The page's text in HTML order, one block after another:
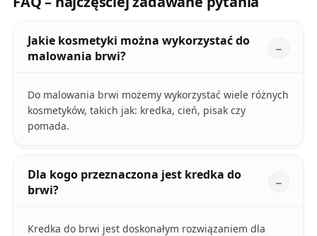
Jakie kosmetyki można wykorzystać do
malowania brwi?
Do malowania brwi możemy wykorzystać wiele różnych
kosmetyków, takich jak: kredka, cień, pisak czy
pomada.
Dla kogo przeznaczona jest kredka do
brwi?
Kredka do brwi jest doskonałym rozwiązaniem dla